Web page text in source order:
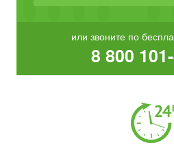
или звоните по
8 800